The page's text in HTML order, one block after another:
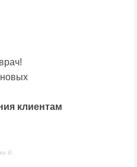
клиентам
В.